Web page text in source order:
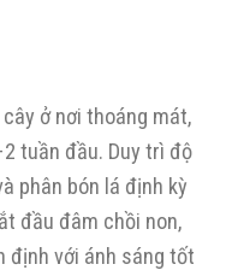
ở nơi thoáng mát,
tuần đầu. Duy trì độ
phân bón lá định kỳ
đầu đâm chồi non,
định với ánh sáng tốt